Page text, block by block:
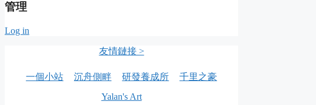
管理
Log in
友情鏈接 >
一個小站 沉舟側畔 研發養成所
千里之豪
Yalan's Art